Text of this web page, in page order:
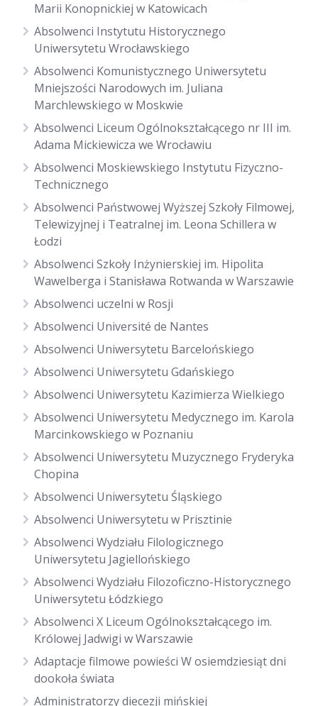
Marii Konopnickiej w Katowicach
Absolwenci Instytutu Historycznego
Uniwersytetu Wrocławskiego
Absolwenci Komunistycznego Uniwersytetu
Mniejszości Narodowych im. Juliana
Marchlewskiego w Moskwie
Absolwenci Liceum Ogólnokształcącego nr III im.
Adama Mickiewicza we Wrocławiu
Absolwenci Moskiewskiego Instytutu Fizyczno-
Technicznego
Absolwenci Państwowej Wyższej Szkoły Filmowej,
Telewizyjnej i Teatralnej im. Leona Schillera w
Łodzi
Absolwenci Szkoły Inżynierskiej im. Hipolita
Wawelberga i Stanisława Rotwanda w Warszawie
Absolwenci uczelni w Rosji
Absolwenci Université de Nantes
Absolwenci Uniwersytetu Barcelońskiego
Absolwenci Uniwersytetu Gdańskiego
Absolwenci Uniwersytetu Kazimierza Wielkiego
Absolwenci Uniwersytetu Medycznego im. Karola
Marcinkowskiego w Poznaniu
Absolwenci Uniwersytetu Muzycznego Fryderyka
Chopina
Absolwenci Uniwersytetu Śląskiego
Absolwenci Uniwersytetu w Prisztinie
Absolwenci Wydziału Filologicznego
Uniwersytetu Jagiellońskiego
Absolwenci Wydziału Filozoficzno-Historycznego
Uniwersytetu Łódzkiego
Absolwenci X Liceum Ogólnokształcącego im.
Królowej Jadwigi w Warszawie
Adaptacje filmowe powieści W osiemdziesiąt dni
dookoła świata
Administratorzy diecezji mińskiej